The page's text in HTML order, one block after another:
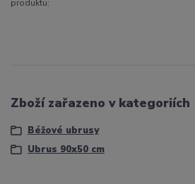
produktu:
Zboží zařazeno v kategoriích
Béžové ubrusy
Ubrus 90x50 cm